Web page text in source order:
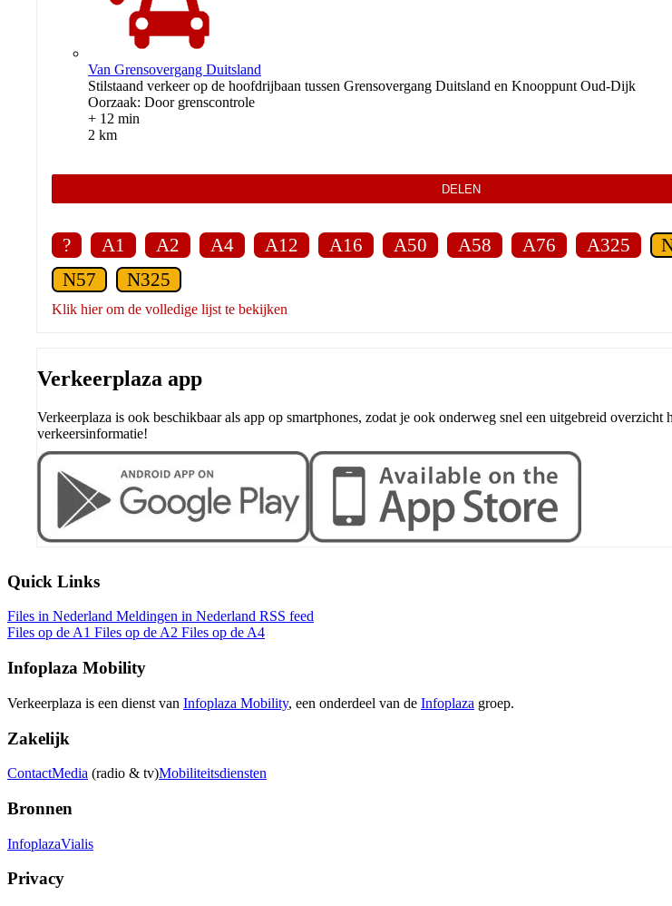
Van Grensovergang Duitsland
Stilstaand verkeer op de hoofdrijbaan tussen Grensovergang Duitsland en Knooppunt Oud-Dijk
Oorzaak: Door grenscontrole
+ 12 min
2 km
DELEN
? A1 A2 A4 A12 A16 A50 A58 A76 A325
N57
N325
Klik hier om de volledige lijst te bekijken
Verkeerplaza app
Verkeerplaza is ook beschikbaar als app op smartphones, zodat je ook onderweg snel een uitgebreid overzicht
verkeersinformatie!
Quick Links
Files in Nederland Meldingen in Nederland RSS feed
Files op de A1 Files op de A2 Files op de A4
Infoplaza Mobility
Verkeerplaza is een dienst van Infoplaza Mobility, een onderdeel van de Infoplaza groep.
Zakelijk
ContactMedia (radio & tv)Mobiliteitsdiensten
Bronnen
InfoplazaVialis
Privacy